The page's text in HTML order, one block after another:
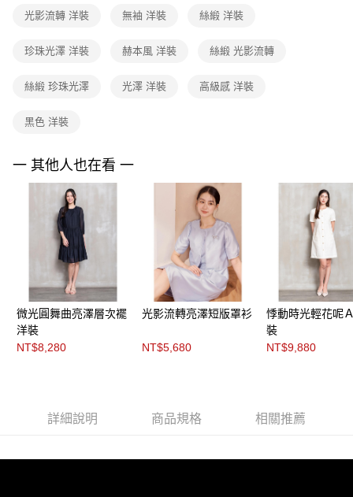
客戶支援中心」https://netprotections.freshdesk.com/support/home
【注意事項】
權轉讓予恩沛科技股份有限公司。
https://aftee.tw/terms/#terms3
任。
時審查核予不同之上限額度；若仍有額度不足之情形，本公司將視審查結果
請求用戶進行身份認證。
５．嚴禁一人註冊多個帳號或使用他人資訊註冊。若發現惡意使用之情形，
恩沛科技股份有限公司將有權停止該用戶之使用額度並採取法律行動。
每筆NT$200，滿NT$8,000(含以上)免運費
付款後門市自取
光影流轉 洋裝 無袖 洋裝 絲緞 洋裝
珍珠光澤 洋裝 赫本風 洋裝 絲緞 光影流轉
絲緞 珍珠光澤 光澤 洋裝 高級感 洋裝
黑色 洋裝
一 其他人也在看 一
微光圓舞曲亮澤層次襬
洋裝
NT$8,280
光影流轉亮澤短版罩衫
NT$5,680
悸動時光輕花呢
裝
NT$9,880
詳細說明 商品規格 相關推薦